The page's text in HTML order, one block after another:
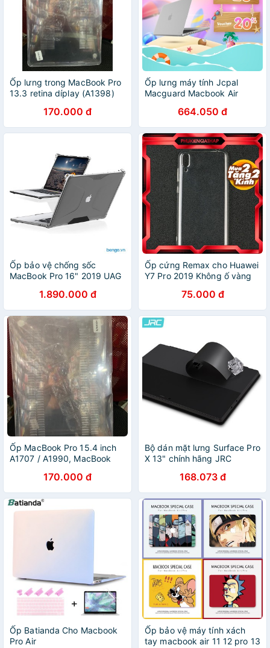
Ốp lưng trong MacBook Pro
13.3 retina díplay (A1398)
170.000 đ
Ốp lưng máy tính Jcpal
Macguard Macbook Air
trầy xước cực tốt, chống
ánh sáng xanh
664.050 đ
Ốp bảo vệ chống sốc
MacBook Pro 16" 2019 UAG
1.890.000 đ
Ốp cứng Remax cho Huawei
Y7 Pro 2019 Không ố vàng
75.000 đ
Ốp MacBook Pro 15.4 inch
A1707 / A1990, MacBook
170.000 đ
Bộ dán mặt lưng Surface Pro
X 13" chính hãng JRC
168.073 đ
Ốp Batianda Cho Macbook
Pro Air
Ốp bảo vệ máy tính xách
tay macbook air 11 12 pro 13